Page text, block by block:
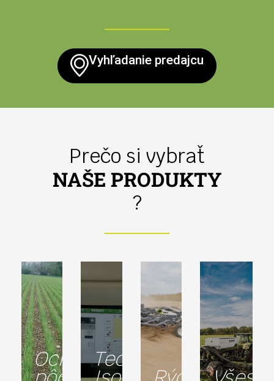
Vyhľadanie predajcu
Prečo si vybrať
NAŠE PRODUKTY
?
OchranaTechnológia